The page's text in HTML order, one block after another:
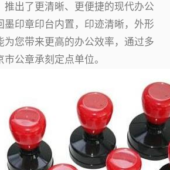
推出了更清晰、更便捷的现代办公
印章印台内置，印迹清晰，外形
为您带来更高的办公效率，通过多
公章承刻定点单位。